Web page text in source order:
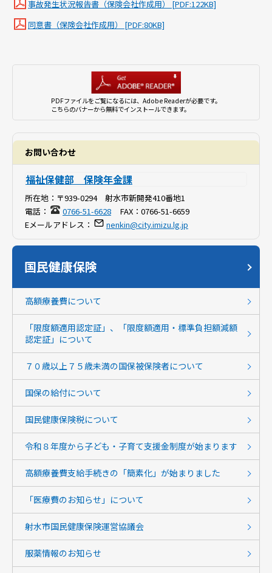
事故発生状況報告書（保険会社作成用） [PDF:122KB]
同意書（保険会社作成用） [PDF:80KB]
PDFファイルをご覧になるには、Adobe Readerが必要です。
こちらのバナーから無料でインストールできます。
お問い合わせ
福祉保健部 保険年金課
所在地： 〒939-0294 射水市新開発410番地1
電話：
0766-51-6628 FAX： 0766-51-6659
Eメールアドレス：
nenkin@city.imizu.lg.jp
国民健康保険
高額療養費について
「限度額適用認定証」、「限度額適用・標準負担額減額
認定証」について
７０歳以上７５歳未満の国保被保険者について
国保の給付について
国民健康保険税について
令和８年度から子ども・子育て支援金制度が始まります
高額療養費支給手続きの「簡素化」が始まりました
「医療費のお知らせ」について
射水市国民健康保険運営協議会
服薬情報のお知らせ